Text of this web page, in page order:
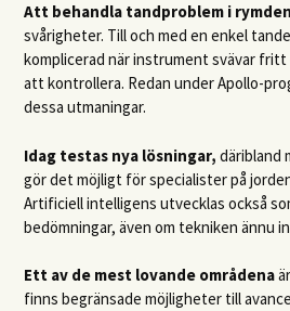
Att behandla tandproblem i rymden
svårigheter. Till och med en enkel
komplicerad när instrument svävar fritt
att kontrollera. Redan under Apollo-
dessa utmaningar.
Idag testas nya lösningar,däribland
gör det möjligt för specialister på
Artificiell intelligens utvecklas också
bedömningar, även om tekniken ännu
Ett av de mest lovande områdena
finns begränsade möjligheter till